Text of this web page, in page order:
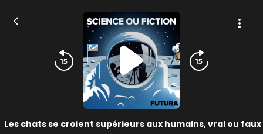
Les chats se croient supérieurs aux humains, vrai ou faux